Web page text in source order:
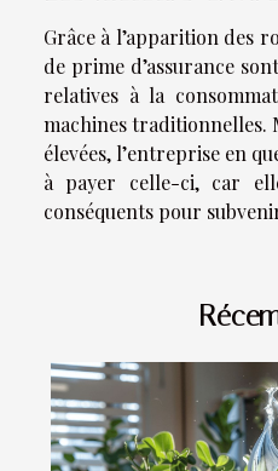
Grâce à l’apparition des
de prime d’assurance
relatives à la
machines traditionnelles.
élevées, l’entreprise en
à payer celle-ci, car
conséquents pour